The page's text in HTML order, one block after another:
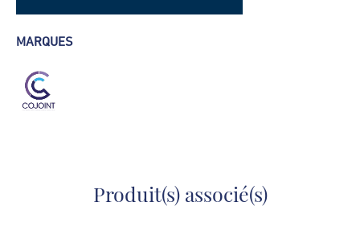
MARQUES
Produit(s) associé(s)